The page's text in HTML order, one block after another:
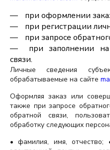
при оформлении
при регистрации
при запросе
при заполнении
связи.
Личные сведения
обрабатываемые на сайте
Оформляя заказ или
также при запросе
обратной связи,
обработку следующих
• фамилия, имя,